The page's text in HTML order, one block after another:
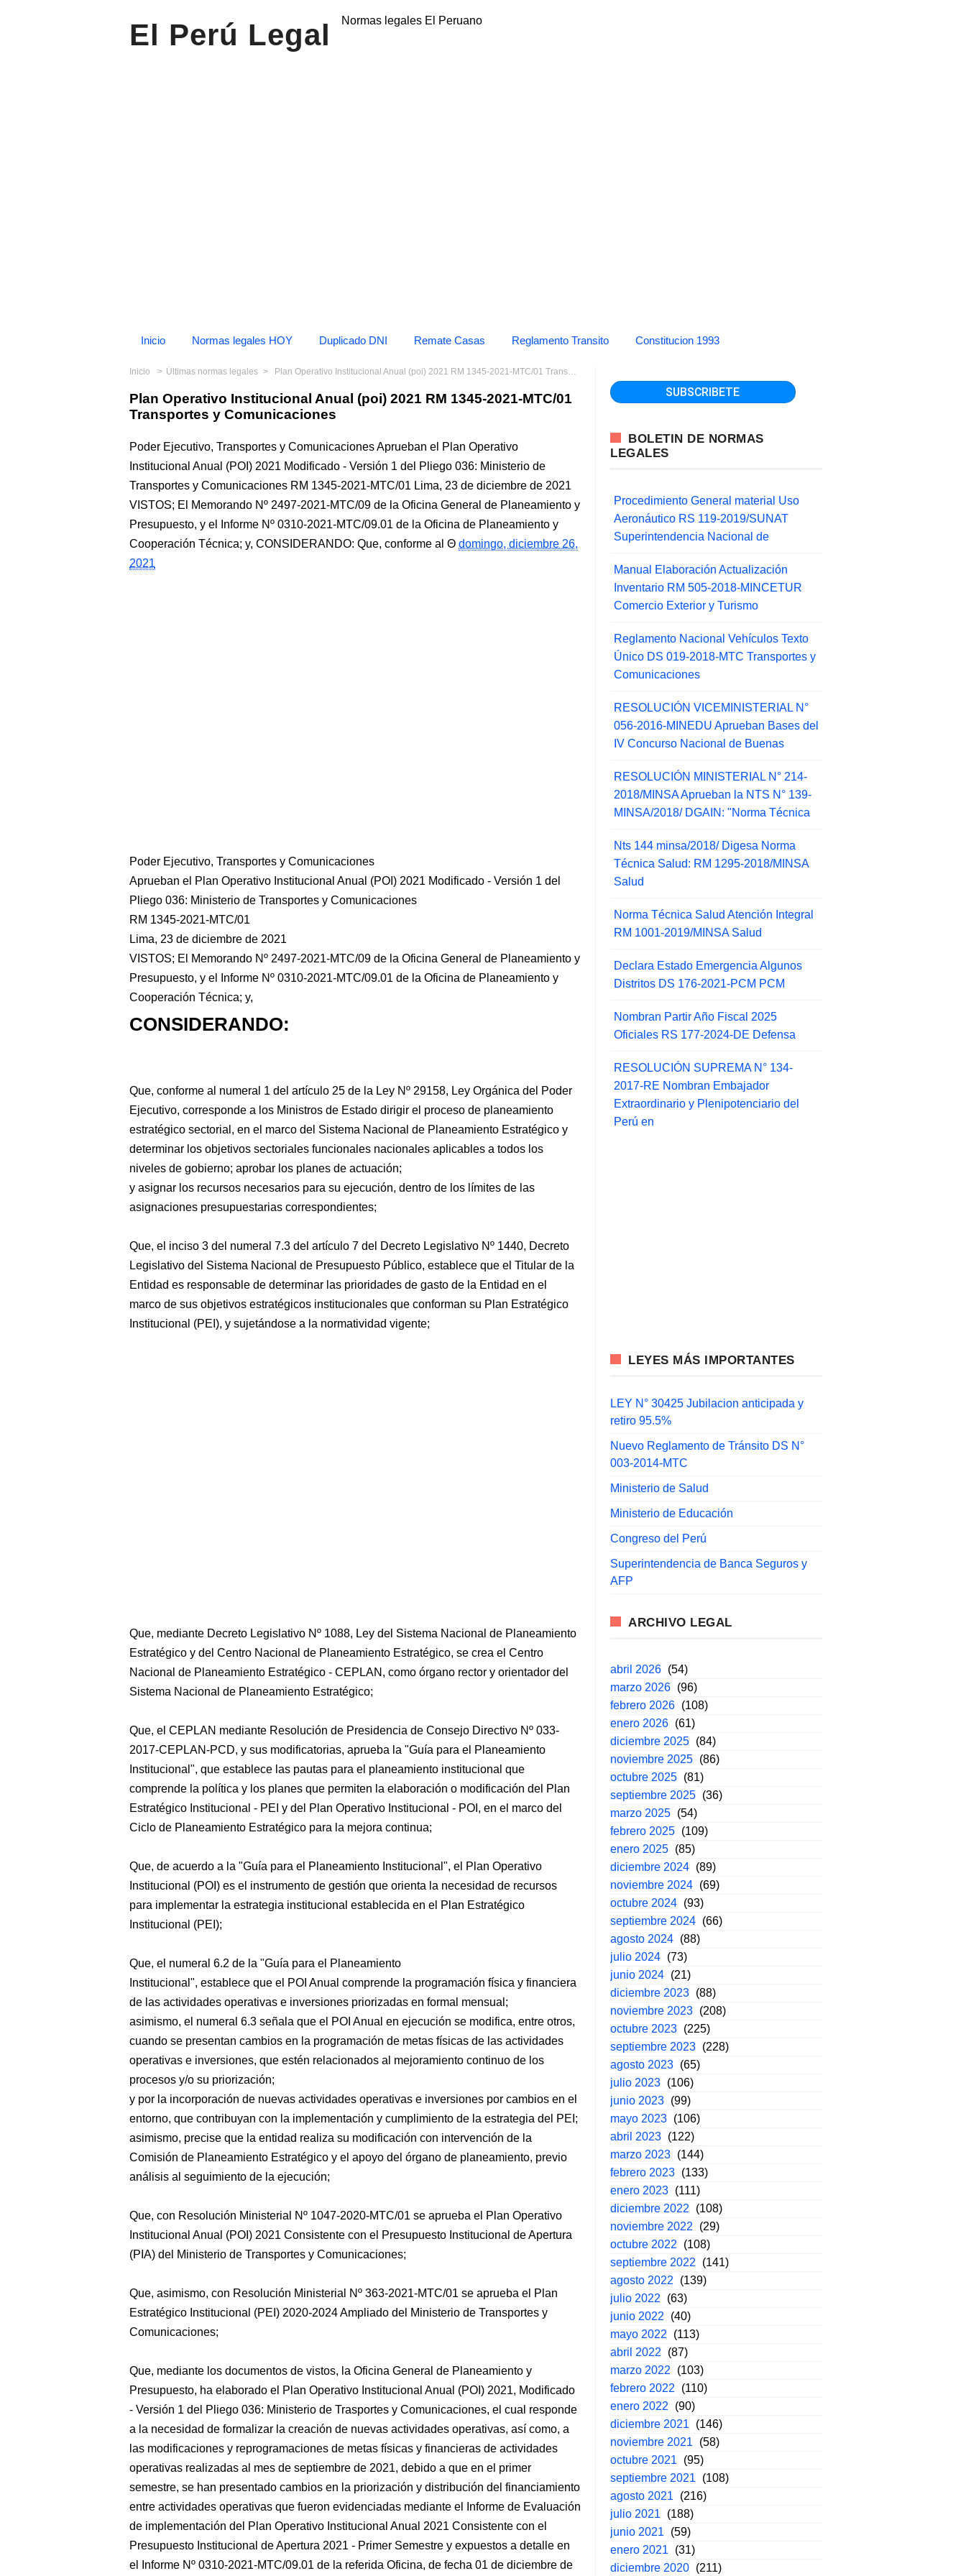
El Perú Legal Normas legales El Peruano
Inicio Normas legales HOY Duplicado DNI Remate Casas Reglamento Transito Constitucion 1993
Inicio Últimas normas legales Plan Operativo Institucional Anual (poi) 2021 RM 1345-2021-MTC/01 Transportes y Comunicaciones
Plan Operativo Institucional Anual (poi) 2021 RM 1345-2021-MTC/01
Transportes y Comunicaciones
Poder Ejecutivo, Transportes y Comunicaciones Aprueban el Plan Operativo
Institucional Anual (POI) 2021 Modificado - Versión 1 del Pliego 036: Ministerio de
Transportes y Comunicaciones RM 1345-2021-MTC/01 Lima, 23 de diciembre de 2021
VISTOS; El Memorando Nº 2497-2021-MTC/09 de la Oficina General de Planeamiento y
Presupuesto, y el Informe Nº 0310-2021-MTC/09.01 de la Oficina de Planeamiento y
Cooperación Técnica; y, CONSIDERANDO: Que, conforme al
domingo, diciembre 26,
2021
Poder Ejecutivo, Transportes y Comunicaciones
Aprueban el Plan Operativo Institucional Anual (POI) 2021 Modificado - Versión 1 del
Pliego 036: Ministerio de Transportes y Comunicaciones
RM 1345-2021-MTC/01
Lima, 23 de diciembre de 2021
VISTOS; El Memorando Nº 2497-2021-MTC/09 de la Oficina General de Planeamiento y
Presupuesto, y el Informe Nº 0310-2021-MTC/09.01 de la Oficina de Planeamiento y
Cooperación Técnica; y,
CONSIDERANDO:
Que, conforme al numeral 1 del artículo 25 de la Ley Nº 29158, Ley Orgánica del Poder
Ejecutivo, corresponde a los Ministros de Estado dirigir el proceso de planeamiento
estratégico sectorial, en el marco del Sistema Nacional de Planeamiento Estratégico y
determinar los objetivos sectoriales funcionales nacionales aplicables a todos los
niveles de gobierno; aprobar los planes de actuación;
y asignar los recursos necesarios para su ejecución, dentro de los límites de las
asignaciones presupuestarias correspondientes;
Que, el inciso 3 del numeral 7.3 del artículo 7 del Decreto Legislativo Nº 1440, Decreto
Legislativo del Sistema Nacional de Presupuesto Público, establece que el Titular de la
Entidad es responsable de determinar las prioridades de gasto de la Entidad en el
marco de sus objetivos estratégicos institucionales que conforman su Plan Estratégico
Institucional (PEI), y sujetándose a la normatividad vigente;
Que, mediante Decreto Legislativo Nº 1088, Ley del Sistema Nacional de Planeamiento
Estratégico y del Centro Nacional de Planeamiento Estratégico, se crea el Centro
Nacional de Planeamiento Estratégico - CEPLAN, como órgano rector y orientador del
Sistema Nacional de Planeamiento Estratégico;
Que, el CEPLAN mediante Resolución de Presidencia de Consejo Directivo Nº 033-
2017-CEPLAN-PCD, y sus modificatorias, aprueba la "Guía para el Planeamiento
Institucional", que establece las pautas para el planeamiento institucional que
comprende la política y los planes que permiten la elaboración o modificación del Plan
Estratégico Institucional - PEI y del Plan Operativo Institucional - POI, en el marco del
Ciclo de Planeamiento Estratégico para la mejora continua;
Que, de acuerdo a la "Guía para el Planeamiento Institucional", el Plan Operativo
Institucional (POI) es el instrumento de gestión que orienta la necesidad de recursos
para implementar la estrategia institucional establecida en el Plan Estratégico
Institucional (PEI);
Que, el numeral 6.2 de la "Guía para el Planeamiento
Institucional", establece que el POI Anual comprende la programación física y financiera
de las actividades operativas e inversiones priorizadas en formal mensual;
asimismo, el numeral 6.3 señala que el POI Anual en ejecución se modifica, entre otros,
cuando se presentan cambios en la programación de metas físicas de las actividades
operativas e inversiones, que estén relacionados al mejoramiento continuo de los
procesos y/o su priorización;
y por la incorporación de nuevas actividades operativas e inversiones por cambios en el
entorno, que contribuyan con la implementación y cumplimiento de la estrategia del PEI;
asimismo, precise que la entidad realiza su modificación con intervención de la
Comisión de Planeamiento Estratégico y el apoyo del órgano de planeamiento, previo
análisis al seguimiento de la ejecución;
Que, con Resolución Ministerial Nº 1047-2020-MTC/01 se aprueba el Plan Operativo
Institucional Anual (POI) 2021 Consistente con el Presupuesto Institucional de Apertura
(PIA) del Ministerio de Transportes y Comunicaciones;
Que, asimismo, con Resolución Ministerial Nº 363-2021-MTC/01 se aprueba el Plan
Estratégico Institucional (PEI) 2020-2024 Ampliado del Ministerio de Transportes y
Comunicaciones;
Que, mediante los documentos de vistos, la Oficina General de Planeamiento y
Presupuesto, ha elaborado el Plan Operativo Institucional Anual (POI) 2021, Modificado
- Versión 1 del Pliego 036: Ministerio de Trasportes y Comunicaciones, el cual responde
a la necesidad de formalizar la creación de nuevas actividades operativas, así como, a
las modificaciones y reprogramaciones de metas físicas y financieras de actividades
operativas realizadas al mes de septiembre de 2021, debido a que en el primer
semestre, se han presentado cambios en la priorización y distribución del financiamiento
entre actividades operativas que fueron evidenciadas mediante el Informe de Evaluación
de implementación del Plan Operativo Institucional Anual 2021 Consistente con el
Presupuesto Institucional de Apertura 2021 - Primer Semestre y expuestos a detalle en
el Informe Nº 0310-2021-MTC/09.01 de la referida Oficina, de fecha 01 de diciembre de
BOLETIN DE NORMAS
LEGALES
Procedimiento General material Uso
Aeronáutico RS 119-2019/SUNAT
Superintendencia Nacional de
Manual Elaboración Actualización
Inventario RM 505-2018-MINCETUR
Comercio Exterior y Turismo
Reglamento Nacional Vehículos Texto
Único DS 019-2018-MTC Transportes y
Comunicaciones
RESOLUCIÓN VICEMINISTERIAL N°
056-2016-MINEDU Aprueban Bases del
IV Concurso Nacional de Buenas
RESOLUCIÓN MINISTERIAL N° 214-
2018/MINSA Aprueban la NTS N° 139-
MINSA/2018/ DGAIN: "Norma Técnica
Nts 144 minsa/2018/ Digesa Norma
Técnica Salud: RM 1295-2018/MINSA
Salud
Norma Técnica Salud Atención Integral
RM 1001-2019/MINSA Salud
Declara Estado Emergencia Algunos
Distritos DS 176-2021-PCM PCM
Nombran Partir Año Fiscal 2025
Oficiales RS 177-2024-DE Defensa
RESOLUCIÓN SUPREMA N° 134-
2017-RE Nombran Embajador
Extraordinario y Plenipotenciario del
Perú en
LEYES MÁS IMPORTANTES
LEY N° 30425 Jubilacion anticipada y
retiro 95.5%
Nuevo Reglamento de Tránsito DS N°
003-2014-MTC
Ministerio de Salud
Ministerio de Educación
Congreso del Perú
Superintendencia de Banca Seguros y
AFP
ARCHIVO LEGAL
abril 2026 (54)
marzo 2026 (96)
febrero 2026 (108)
enero 2026 (61)
diciembre 2025 (84)
noviembre 2025 (86)
octubre 2025 (81)
septiembre 2025 (36)
marzo 2025 (54)
febrero 2025 (109)
enero 2025 (85)
diciembre 2024 (89)
noviembre 2024 (69)
octubre 2024 (93)
septiembre 2024 (66)
agosto 2024 (88)
julio 2024 (73)
junio 2024 (21)
diciembre 2023 (88)
noviembre 2023 (208)
octubre 2023 (225)
septiembre 2023 (228)
agosto 2023 (65)
julio 2023 (106)
junio 2023 (99)
mayo 2023 (106)
abril 2023 (122)
marzo 2023 (144)
febrero 2023 (133)
enero 2023 (111)
diciembre 2022
(108)
noviembre 2022
(29)
octubre 2022
(108)
septiembre 2022
(141)
agosto 2022
(139)
julio 2022
(63)
junio 2022
(40)
mayo 2022
(113)
abril 2022
(87)
marzo 2022
(103)
febrero 2022
(110)
enero 2022
(90)
diciembre 2021
(146)
noviembre 2021
(58)
octubre 2021
(95)
septiembre 2021
(108)
agosto 2021
(216)
julio 2021
(188)
junio 2021
(59)
enero 2021
(31)
diciembre 2020 (211)